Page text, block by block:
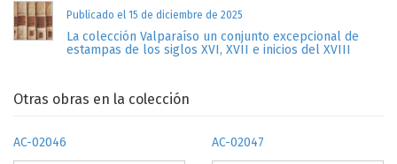
Publicado el 15 de diciembre de 2025
La colección Valparaíso un conjunto excepcional de
estampas de los siglos XVI, XVII e inicios del XVIII
Otras obras en la colección
AC-02046 AC-02047